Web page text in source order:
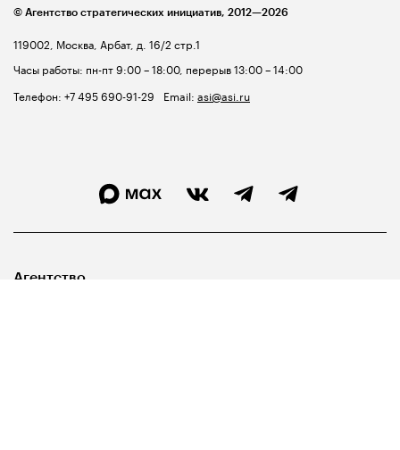
119002, Москва, Арбат, д. 16/2 стр.1
Часы работы: пн-пт 9:00 – 18:00, перерыв 13:00 – 14:00
Телефон: +7 495 690-91-29 Email: asi@asi.ru
© Агентство стратегических инициатив, 2012—2026
Агентство